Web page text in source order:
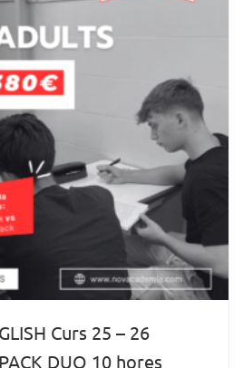
Curs 25 – 26
DUO 10 hores